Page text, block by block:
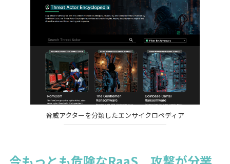
脅威アクターを分類したエンサイクロペディア